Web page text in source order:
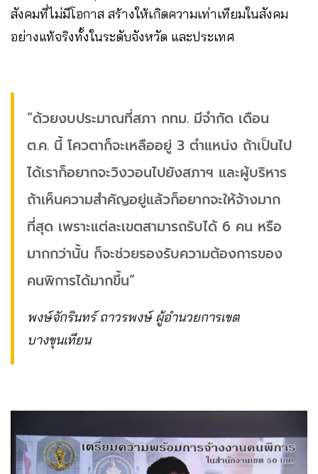
สังคมที่ไม่มีโอกาส สร้างให้เกิดความเท่าเทียมในสังคม
อย่างแท้จริงทั้งในระดับจังหวัด และประเทศ
“ด้วยงบประมาณที่สภา กทม. มีจำกัด เดือน
ต.ค. นี้ โควตาก็จะเหลืออยู่ 3 ตำแหน่ง ถ้าเป็นไป
ได้เราก็อยากจะวิงวอนไปยังสภาฯ และผู้บริหาร
ถ้าเห็นความสำคัญอยู่แล้วก็อยากจะให้จ้างมาก
ที่สุด เพราะแต่ละเขตสามารถรับได้ 6 คน หรือ
มากกว่านั้น ก็จะช่วยรองรับความต้องการของ
คนพิการได้มากขึ้น”
พงษ์จักรินทร์ ถาวรพงษ์ ผู้อำนวยการเขต
บางขุนเทียน